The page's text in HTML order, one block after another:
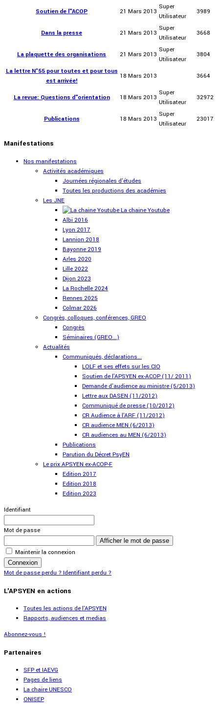
Soutien de l"ACOP 21 Mars 2013
Super
Utilisateur
3989
Dans la presse 21 Mars 2013
Super
Utilisateur
3668
La plaquette des organisations 21 Mars 2013
Super
Utilisateur
3804
La lettre N°55 pour toutes et pour tous
est arrivée!
18 Mars 2013 3664
La revue: Questions d"orientation 18 Mars 2013
Super
Utilisateur
32972
Publications 18 Mars 2013
Super
Utilisateur
23017
Manifestations
Nos manifestations
Activités académiques
Journées régionales d'études
Toutes les productions des académies
Les JNE
La chaine Youtube
Albi 2016
Lyon 2017
Lannion 2018
Bayonne 2019
Arles 2020
Lille 2022
Dijon 2023
La Rochelle 2024
Rennes 2025
Colmar 2026
Congrès, colloques, conférences, GREO
Congrès
Séminaires (GREO...)
Actualités
Communiqués, déclarations...
LOLF et ses effets sur les CIO
Soutien de l'APSYEN ex-ACOP (11/ 2011)
Demande d'audience au ministre (5/2013)
Lettre aux DASEN (11/2012)
Communiqué de presse (10/2012)
CR Audience à l'ARF (11/2012)
CR audience MEN (6/2013)
CR audiences au MEN (6/2013)
Publications
Parution du Décret PsyEN
Le prix APSYEN ex-ACOP-F
Edition 2017
Edition 2018
Edition 2023
Identifiant
Mot de passe
Afficher le mot de passe
Maintenir la connexion
Connexion
Mot de passe perdu ? Identifiant perdu ?
L'APSYEN en actions
Toutes les actions de l'APSYEN
Rapports, audiences et medias
Abonnez-vous !
Partenaires
SFP et IAEVG
Pages de liens
La chaire UNESCO
ONISEP